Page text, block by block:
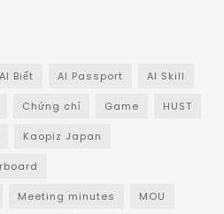
AI Biết AI Passport AI Skill
Chứng chỉ Game HUST
Kaopiz Japan
Meeting minutes MOU